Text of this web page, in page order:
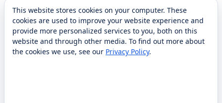
This website stores cookies on your computer. These
cookies are used to improve your website experience and
provide more personalized services to you, both on this
website and through other media. To find out more about
the cookies we use, see our Privacy Policy.